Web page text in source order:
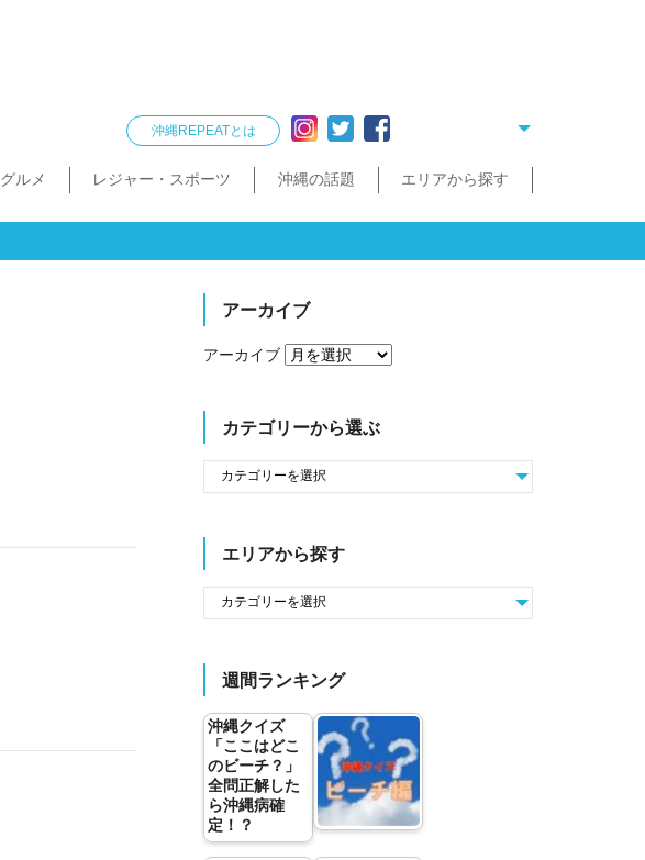
沖縄REPEATとは
グルメ
レジャー・スポーツ
沖縄の話題
エリアから探す
アーカイブ
アーカイブ
カテゴリーから選ぶ
エリアから探す
週間ランキング
沖縄クイズ
「ここはどこ
のビーチ？」
全問正解した
ら沖縄病確
定！？